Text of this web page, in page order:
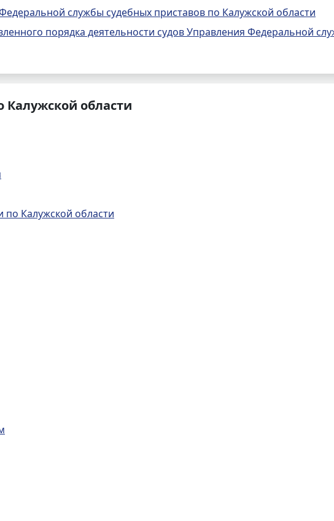
службы судебных приставов по Калужской области
порядка деятельности судов Управления Федеральной
области
по Калужской области